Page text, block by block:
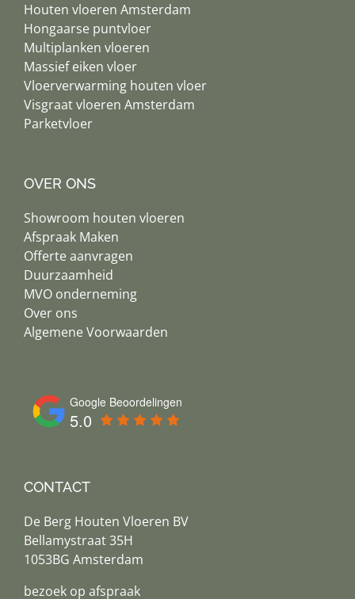
Houten vloeren Amsterdam
Hongaarse puntvloer
Multiplanken vloeren
Massief eiken vloer
Vloerverwarming houten vloer
Visgraat vloeren Amsterdam
Parketvloer
OVER ONS
Showroom houten vloeren
Afspraak Maken
Offerte aanvragen
Duurzaamheid
MVO onderneming
Over ons
Algemene Voorwaarden
Google Beoordelingen
5.0
CONTACT
De Berg Houten Vloeren BV
Bellamystraat 35H
1053BG Amsterdam
bezoek op afspraak